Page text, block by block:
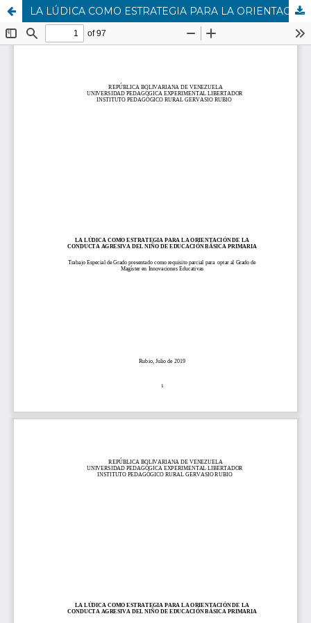
LA LÚDICA COMO ESTRATEGIA PARA LA ORIENTACIÓN DE LA CONDUCTA AGRESIVA DEL NIÑO DE EDUCACIÓN BÁSICA PRIMARIA